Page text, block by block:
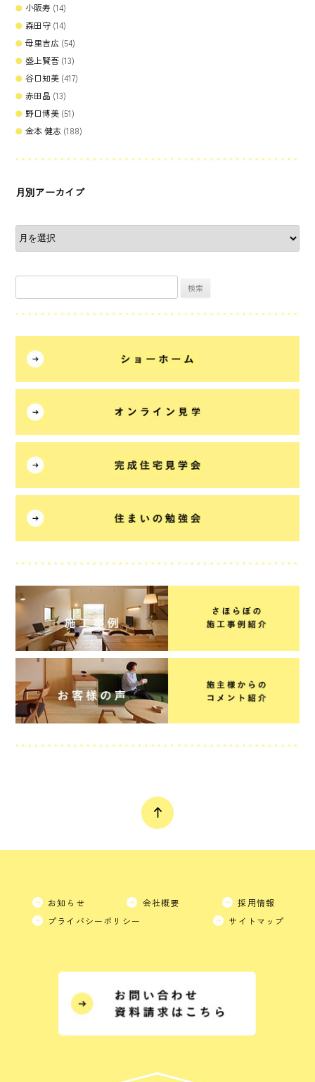
小阪寿 (14)
森田守 (14)
母里吉広 (54)
盛上賢吾 (13)
谷口知美 (417)
赤田晶 (13)
野口博美 (51)
金本 健志 (188)
月別アーカイブ
お知らせ 会社概要
採用情報
プライバシーポリシー
サイトマップ